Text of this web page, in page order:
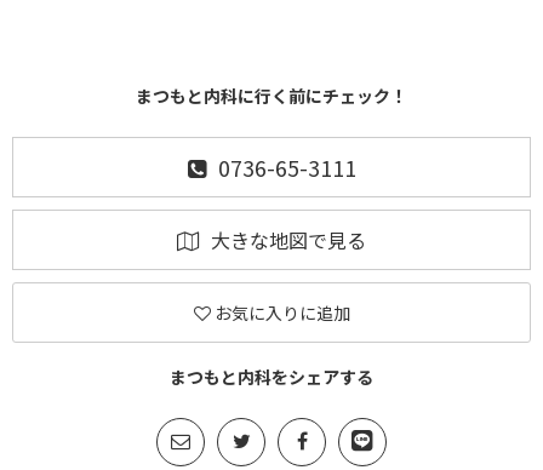
まつもと内科に行く前にチェック！
0736-65-3111
大きな地図で見る
お気に入りに追加
まつもと内科をシェアする